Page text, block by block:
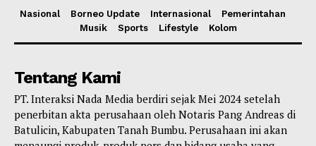
Nasional Borneo Update Internasional
Pemerintahan
Musik
Sports Lifestyle Kolom
Tentang Kami
PT. Interaksi Nada Media berdiri sejak Mei 2024 setelah
penerbitan akta perusahaan oleh Notaris Pang Andreas di
Batulicin, Kabupaten Tanah Bumbu. Perusahaan ini akan